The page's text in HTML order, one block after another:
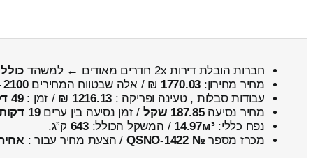
חברות הובלת דירות 2x חדרים מאודים ← למשהד
מחיר מחירון: 1770.03 ₪ / אלה שבטווח המחירים2100
עבודות סבלות , טעינה ופריקה : 1216.13 ₪ / זמן :49 דקות 54 שניות
מחיר נסיעה187.85 שקל / זמן נסיעה בין ערים19 דקות
נפח כללי:14.97м³ / המשקל הכולל:643 ק”ג.
מכרז מספר № QSNO-1422 / הצעת מחיר עבור :